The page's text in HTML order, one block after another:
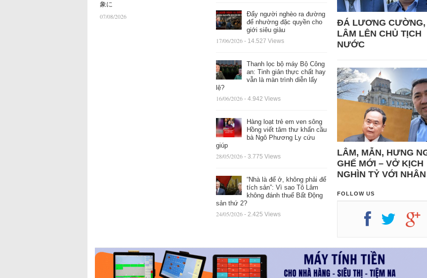
象に
07/08/2026
Đẩy người nghèo ra đường
để nhường đặc quyền cho
giới siêu giàu
17/06/2026 - 14.527 Views
Thanh lọc bộ máy Bộ Công
an: Tinh giản thực chất hay
vẫn là màn trình diễn lấy
lệ?
16/06/2026 - 4.942 Views
Hàng loạt trẻ em ven sông
Hồng viết tâm thư khẩn cầu
bà Ngô Phương Ly cứu
giúp
28/05/2026 - 3.775 Views
“Nhà là để ở, không phải để
tích sản”: Vì sao Tô Lâm
không đánh thuế Bất Động
sản thứ 2?
24/05/2026 - 2.425 Views
ĐÁ LƯƠNG CƯỜNG,
LÂM LÊN CHỦ TỊCH
NƯỚC
LÂM, MẪN, HƯNG
GHẾ MỚI – VỞ KỊCH
NGHÌN TỶ VỚI
FOLLOW US